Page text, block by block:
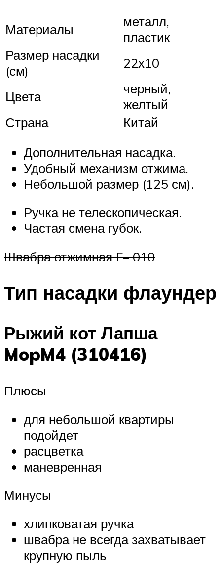
Материалы
металл,
пластик
Размер насадки
(см)
22х10
Цвета
черный,
желтый
Страна
Китай
Дополнительная насадка.
Удобный механизм отжима.
Небольшой размер (125 см).
Ручка не телескопическая.
Частая смена губок.
Швабра отжимная F– 010
Тип насадки флаундер
Рыжий кот Лапша
MopM4 (310416)
Плюсы
для небольшой квартиры
подойдет
расцветка
маневренная
Минусы
хлипковатая ручка
швабра не всегда захватывает
крупную пыль